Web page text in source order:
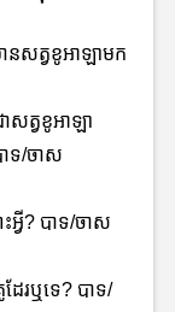
នសត្វខូអាឡាមក
សត្វខូអាឡា
ទ/ចាស
អ្វី? បាទ/ចាស
ែរឬទេ? បាទ/